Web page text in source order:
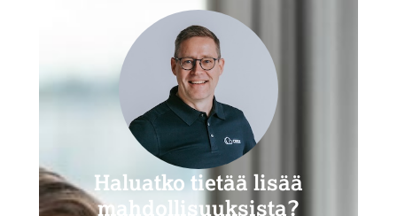
Haluatko tietää lisää
mahdollisuuksista?